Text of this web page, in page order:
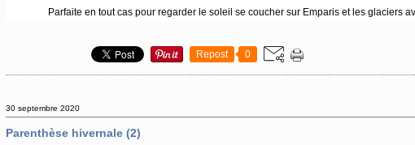
Parfaite en tout cas pour regarder le soleil se coucher sur Emparis et les glaciers
Repost 0
30 septembre 2020
Parenthèse hivernale (2)